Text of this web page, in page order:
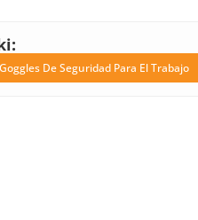
De Seguridad Para El Trabajo